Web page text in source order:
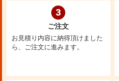
3
ご注文
お見積り内容に納得頂けました
ら、ご注文に進みます。